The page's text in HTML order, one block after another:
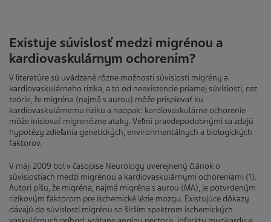
Existuje súvislosť medzi migrénou a
kardiovaskulárnym ochorením?
V literatúre sú uvádzané rôzne možnosti súvislosti migrény a
kardiovaskulárneho rizika, a to od neexistencie priamej súvislosti, cez
teórie, že migréna (najmä s aurou) môže prispievať ku
kardiovaskulárnemu riziku a naopak: kardiovaskulárne ochorenie
môže iniciovať migrenózne ataky. Veľmi pravdepodobnými sa zdajú
hypotézy zdieľania genetických, environmentálnych a biologických
faktorov.
V máji 2009 bol v časopise Neurology uverejnený článok o
súvislostiach medzi migrénou a kardiovaskulárnymi ochoreniami (1).
Autori píšu, že migréna, najmä migréna s aurou (MA), je potvrdeným
rizikovým faktorom pre ischemické lézie mozgu. Existujúce dôkazy
dávajú do súvislosti migrénu so širším spektrom ischemických